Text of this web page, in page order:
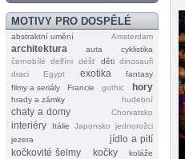
MOTIVY PRO DOSPĚLÉ
abstraktní umění Amsterdam
architektura auta
cyklistika
černobílé
delfíni déšť děti dinosauři
draci
Egypt exotika
fantasy
filmy a seriály
Francie gothic hory
hrady a zámky hudební
chaty a domy Chorvatsko
interiéry Itálie Japonsko
jednorožci
jezera
jídlo a pití
kočkovité šelmy
kočky
koláže